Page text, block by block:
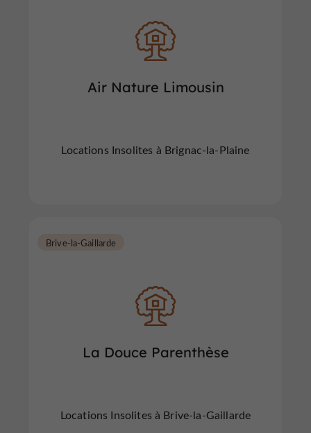
Air Nature Limousin
Locations Insolites à Brignac-la-Plaine
La Douce Parenthèse
Brive-la-Gaillarde
Locations Insolites à Brive-la-Gaillarde